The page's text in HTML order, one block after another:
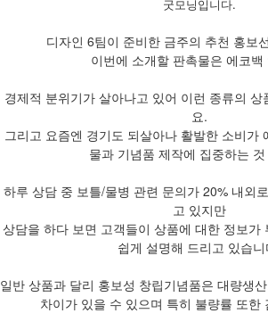
굿모닝입니다.
디자인 6팀이 준비한 금주의 추천 홍보
이번에 소개할 판촉물은 에코백
경제적 분위기가 살아나고 있어 이런 종류의 상
요.
그리고 요즘엔 경기도 되살아나 활발한 소비가
물과 기념품 제작에 집중하는
하루 상담 중 보틀/물병 관련 문의가 20% 내외
고 있지만
상담을 하다 보면 고객들이 상품에 대한 정보가
쉽게 설명해 드리고 있습니
일반 상품과 달리 홍보성 창립기념품은 대량생
차이가 있을 수 있으며 특히 불량률 또한